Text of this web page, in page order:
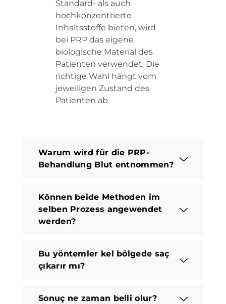
Standard- als auch
hochkonzentrierte
Inhaltsstoffe bieten, wird
bei PRP das eigene
biologische Material des
Patienten verwendet. Die
richtige Wahl hängt vom
jeweiligen Zustand des
Patienten ab.
Warum wird für die PRP-
Behandlung Blut entnommen?
Können beide Methoden im
selben Prozess angewendet
werden?
Bu yöntemler kel bölgede saç
çıkarır mı?
Sonuç ne zaman belli olur?